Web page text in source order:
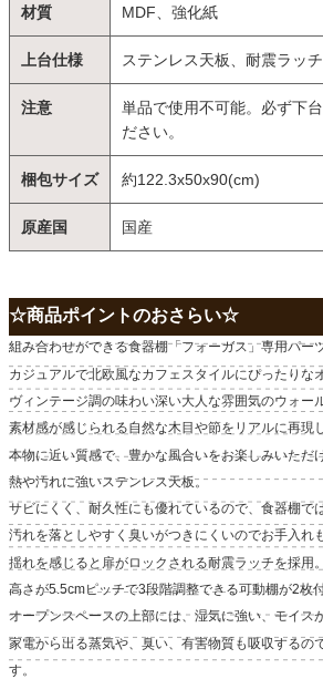
材質 MDF、強化紙
上台仕様 ステンレス天板、耐震ラッ
注意
単品で使用不可能。必ず下
ださい。
梱包サイズ 約122.3x50x90(cm)
原産国 国産
☆商品ポイントのおさらい☆
組み合わせができる食器棚「フォーガス」専用パー
カジュアルで北欧風なカフェスタイルにぴったりな
ヴィンテージ調の味わい深い大人な雰囲気のウォー
素材感が感じられる自然な木目や節をリアルに再現
本物に近い質感で、豊かな風合いをお楽しみいただ
熱や汚れに強いステンレス天板。
サビにくく、耐久性にも優れているので、食器棚で
汚れを落としやすく臭いがつきにくいのでお手入れ
揺れを感じると扉がロックされる耐震ラッチを採用。
高さが5.5cmピッチで3段階調整できる可動棚が2枚
オープンスペースの上部には、湿気に強い、モイス
家電から出る蒸気や、臭い、有害物質も吸収するの
す。